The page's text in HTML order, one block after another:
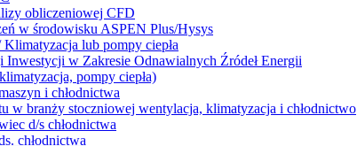
obliczeniowej CFD
w środowisku ASPEN Plus/Hysys
lub pompy ciepła
Inwestycji w Zakresie Odnawialnych Źródeł Energii
pompy ciepła)
i chłodnictwa
w branży stoczniowej wentylacja, klimatyzacja i chłodnictwo
d/s chłodnictwa
chłodnictwa